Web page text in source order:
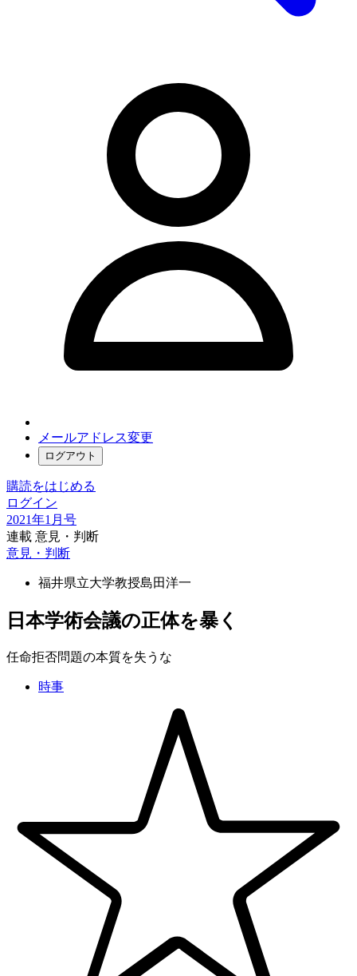
メールアドレス変更
ログアウト
購読をはじめる
ログイン
2021年1月号
連載 意見・判断
意見・判断
福井県立大学教授島田洋一
日本学術会議の正体を暴く
任命拒否問題の本質を失うな
時事